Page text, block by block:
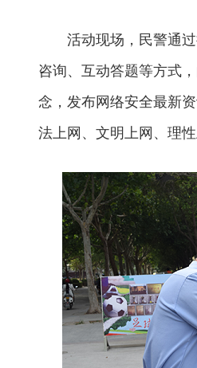
活动现场，民警通
咨询、互动答题等方式
念，发布网络安全最新
法上网、文明上网、理